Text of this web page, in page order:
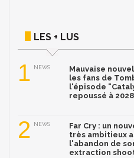
LES + LUS
1 NEWS
Mauvaise
les fans de
l'épisode
repoussé à
2 NEWS
Far Cry : un
très ambitieux
l'abandon de
extraction